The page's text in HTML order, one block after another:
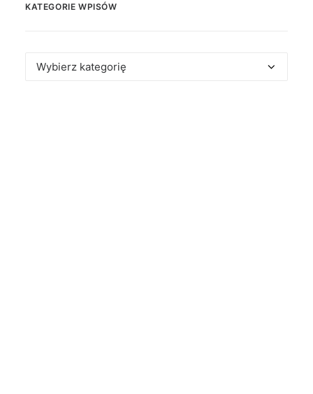
KATEGORIE WPISÓW
Kategorie